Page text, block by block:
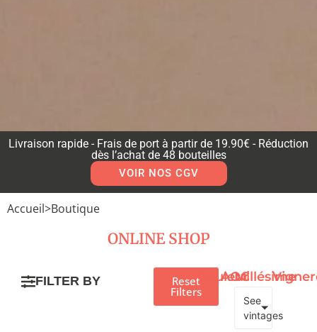
Livraison rapide - Frais de port à partir de 19.90€ - Réduction
dès l’achat de 48 bouteilles
VOIR NOS CGV
Accueil>Boutique
ONLINE SHOP
FILTER BY Reset
Filters
Couleur
AOCMillésime
See
vintages